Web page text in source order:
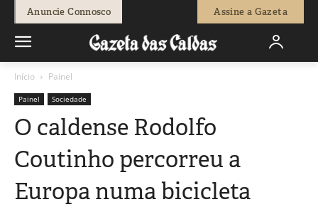
Anuncie Connosco Assine a Gazeta
Início Painel
Painel Sociedade
O caldense Rodolfo
Coutinho percorreu a
Europa numa bicicleta